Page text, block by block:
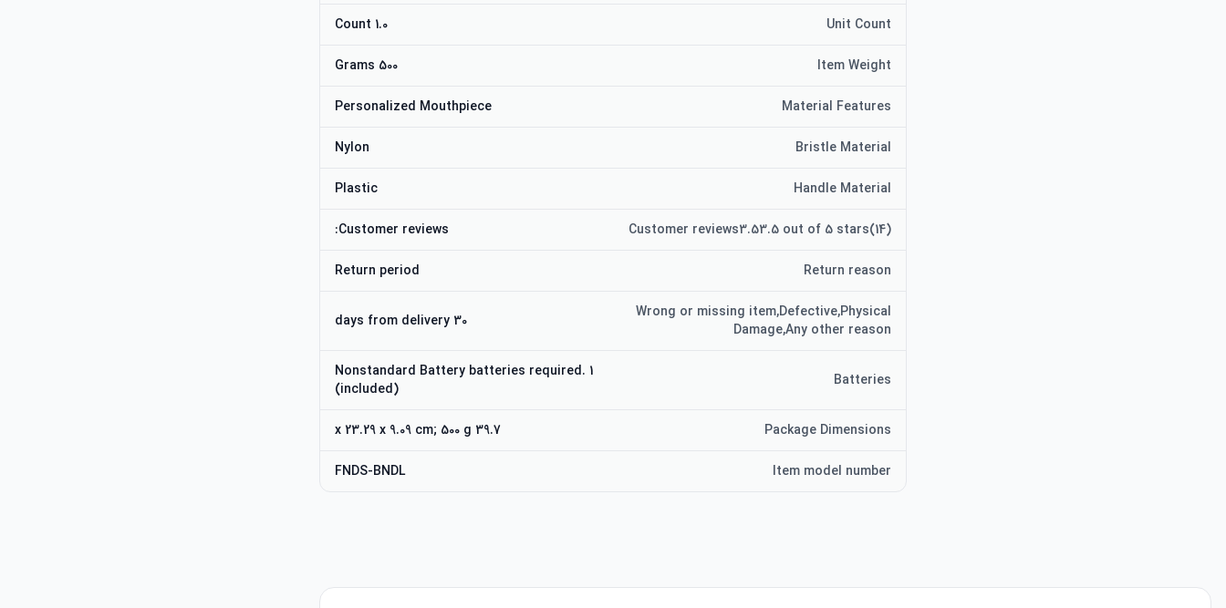
Unit Count
1.0 Count
Item Weight
500 Grams
Material Features
Personalized Mouthpiece
Bristle Material
Nylon
Handle Material
Plastic
Customer reviews3.53.5 out of 5 stars(14)
Customer reviews:
Return reason
Return period
Wrong or missing item,Defective,Physical
Damage,Any other reason
30 days from delivery
Batteries
1 Nonstandard Battery batteries required.
(included)
Package Dimensions
39.7 x 23.29 x 9.09 cm; 500 g
Item model number
FNDS-BNDL